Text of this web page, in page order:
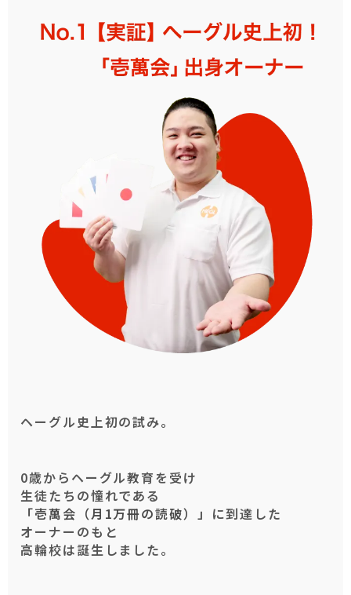
ヘーグル史上初の試み。
0歳からヘーグル教育を受け
生徒たちの憧れである
「壱萬会（月1万冊の読破）」 に到達した
オーナーのもと
高輪校は誕生しました。